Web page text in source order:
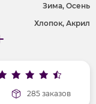
Зима, Осень
Хлопок, Акрил
свободный
без рисунка
285 заказов